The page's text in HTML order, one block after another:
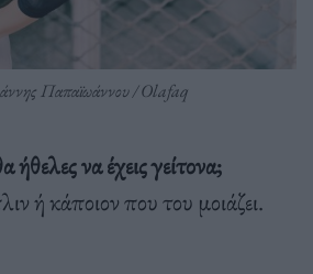
Παπαϊωάννου / Olafaq
να έχεις γείτονα;
ή κάποιον που του μοιάζει.